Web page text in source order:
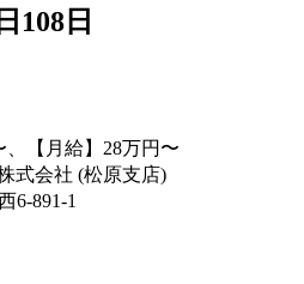
108日
、【月給】28万円〜
式会社 (松原支店)
6-891-1